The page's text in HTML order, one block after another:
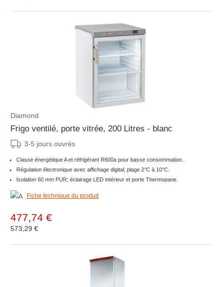
Diamond
Frigo ventilé, porte vitrée, 200 Litres - blanc
3-5 jours ouvrés
Classe énergétique A et réfrigérant R600a pour basse consommation.
Régulation électronique avec affichage digital; plage 2°C à 10°C.
Isolation 60 mm PUR; éclairage LED intérieur et porte Thermopane.
Fiche technique du produit
477,74 €
573,29 €